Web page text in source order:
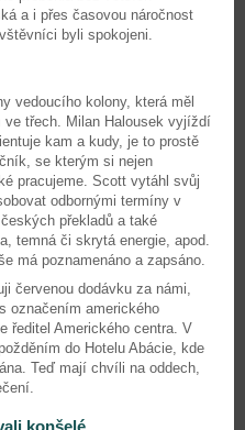
a i přes časovou náročnost
byli spokojeni.
vedoucího kolony, která měl
třech. Milan Halousek vyjíždí
kam a kudy, je to prostě
se kterým si nejen
pracujeme. Scott vytáhl svůj
odbornými termíny v
překladů a také
temná či skrytá energie, apod.
má poznamenáno a zapsáno.
červenou dodávku za námi,
označením amerického
ředitel Amerického centra. V
do Hotelu Abácie, kde
Teď mají chvíli na oddech,
konšelé